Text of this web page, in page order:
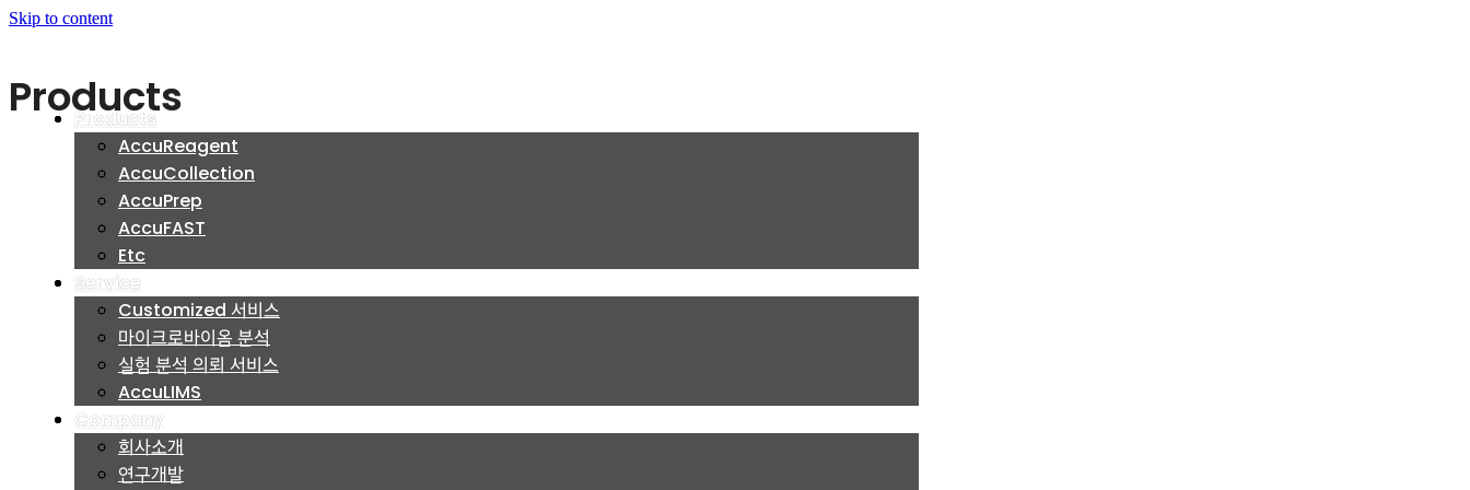
Skip to content
Products
AccuReagent
AccuCollection
AccuPrep
AccuFAST
Etc
Service
Customized 서비스
마이크로바이옴 분석
실험 분석 의뢰 서비스
AccuLIMS
Company
회사소개
연구개발
Products
AccuReagent
AccuCollection
AccuPrep
AccuFAST
Etc
Service
Customized 서비스
마이크로바이옴 분석
실험 분석 의뢰 서비스
AccuLIMS
Company
회사소개
연구개발
Products